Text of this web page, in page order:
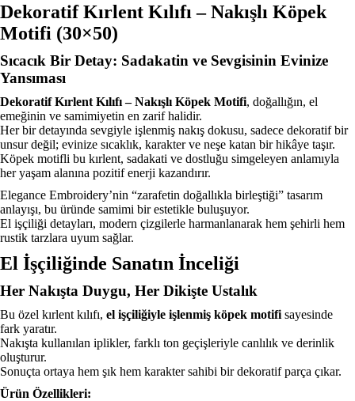
Dekoratif Kırlent Kılıfı – Nakışlı Köpek
Motifi (30×50)
Sıcacık Bir Detay: Sadakatin ve Sevgisinin Evinize
Yansıması
Dekoratif Kırlent Kılıfı – Nakışlı Köpek Motifi, doğallığın, el
emeğinin ve samimiyetin en zarif halidir.
Her bir detayında sevgiyle işlenmiş nakış dokusu, sadece dekoratif bir
unsur değil; evinize sıcaklık, karakter ve neşe katan bir hikâye taşır.
Köpek motifli bu kırlent, sadakati ve dostluğu simgeleyen anlamıyla
her yaşam alanına pozitif enerji kazandırır.
Elegance Embroidery’nin “zarafetin doğallıkla birleştiği” tasarım
anlayışı, bu üründe samimi bir estetikle buluşuyor.
El işçiliği detayları, modern çizgilerle harmanlanarak hem şehirli hem
rustik tarzlara uyum sağlar.
El İşçiliğinde Sanatın İnceliği
Her Nakışta Duygu, Her Dikişte Ustalık
Bu özel kırlent kılıfı, el işçiliğiyle işlenmiş köpek motifi sayesinde
fark yaratır.
Nakışta kullanılan iplikler, farklı ton geçişleriyle canlılık ve derinlik
oluşturur.
Sonuçta ortaya hem şık hem karakter sahibi bir dekoratif parça çıkar.
Ürün Özellikleri: